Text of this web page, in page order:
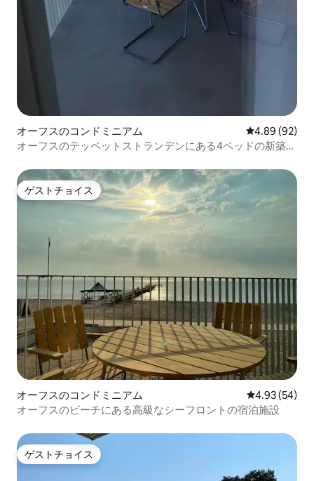
オーフスのコンドミニアム レビュー92
4.89 (92)
オーフスのテッペットストランデンにある4ベッドの新築ア
ゲストチョイス
ゲストチョイス
オーフスのコンドミニアム レビュー54
4.93 (54)
オーフスのビーチにある高級なシーフロントの宿泊施設
ゲストチョイス
ゲストチョイス